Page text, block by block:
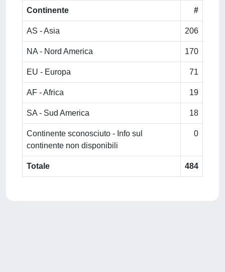
Continente #
AS - Asia 206
NA - Nord America 170
EU - Europa 71
AF - Africa 19
SA - Sud America 18
Continente sconosciuto - Info sul
continente non disponibili
0
Totale 484